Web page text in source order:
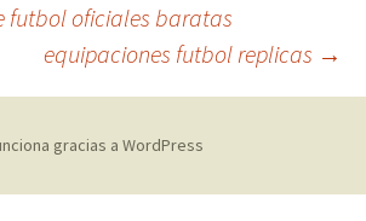
futbol oficiales baratas
equipaciones futbol replicas →
gracias a WordPress